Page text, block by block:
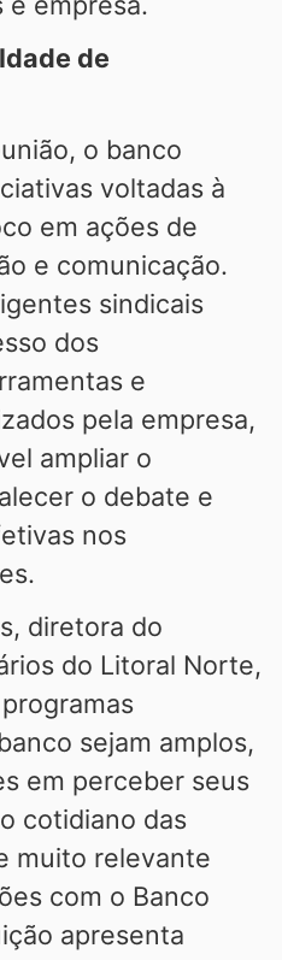
de
o banco
voltadas à
em ações de
e comunicação.
sindicais
dos
e
pela empresa,
ampliar o
o debate e
nos
diretora do
do Litoral Norte,
sejam amplos,
em perceber seus
cotidiano das
muito relevante
com o Banco
apresenta